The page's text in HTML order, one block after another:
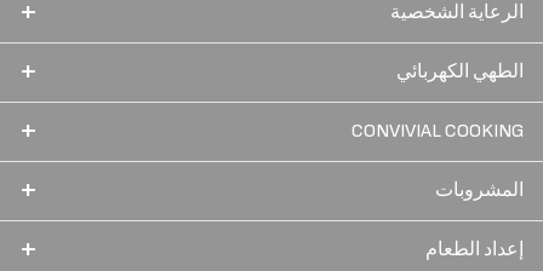
الرعاية الشخصية
الطهي الكهربائي
CONVIVIAL COOKING
المشروبات
إعداد الطعام